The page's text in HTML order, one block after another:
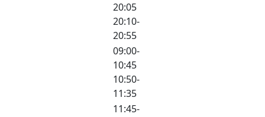
20:05
20:10-
20:55
09:00-
10:45
10:50-
11:35
11:45-